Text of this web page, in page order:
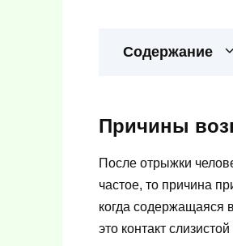
Содержание
Причины
После отрыжки
частое, то причина
когда содержащаяся
это контакт